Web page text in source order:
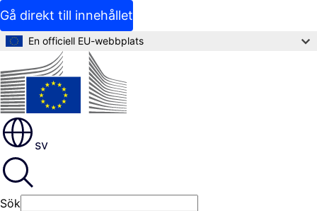
Gå direkt till innehållet
En officiell EU-webbplats
sv
Sök